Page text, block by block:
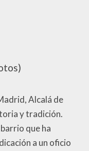
Alcalá de
y tradición.
que ha
a un oficio